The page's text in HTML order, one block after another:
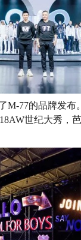
M-77的品牌发布
世纪大秀，